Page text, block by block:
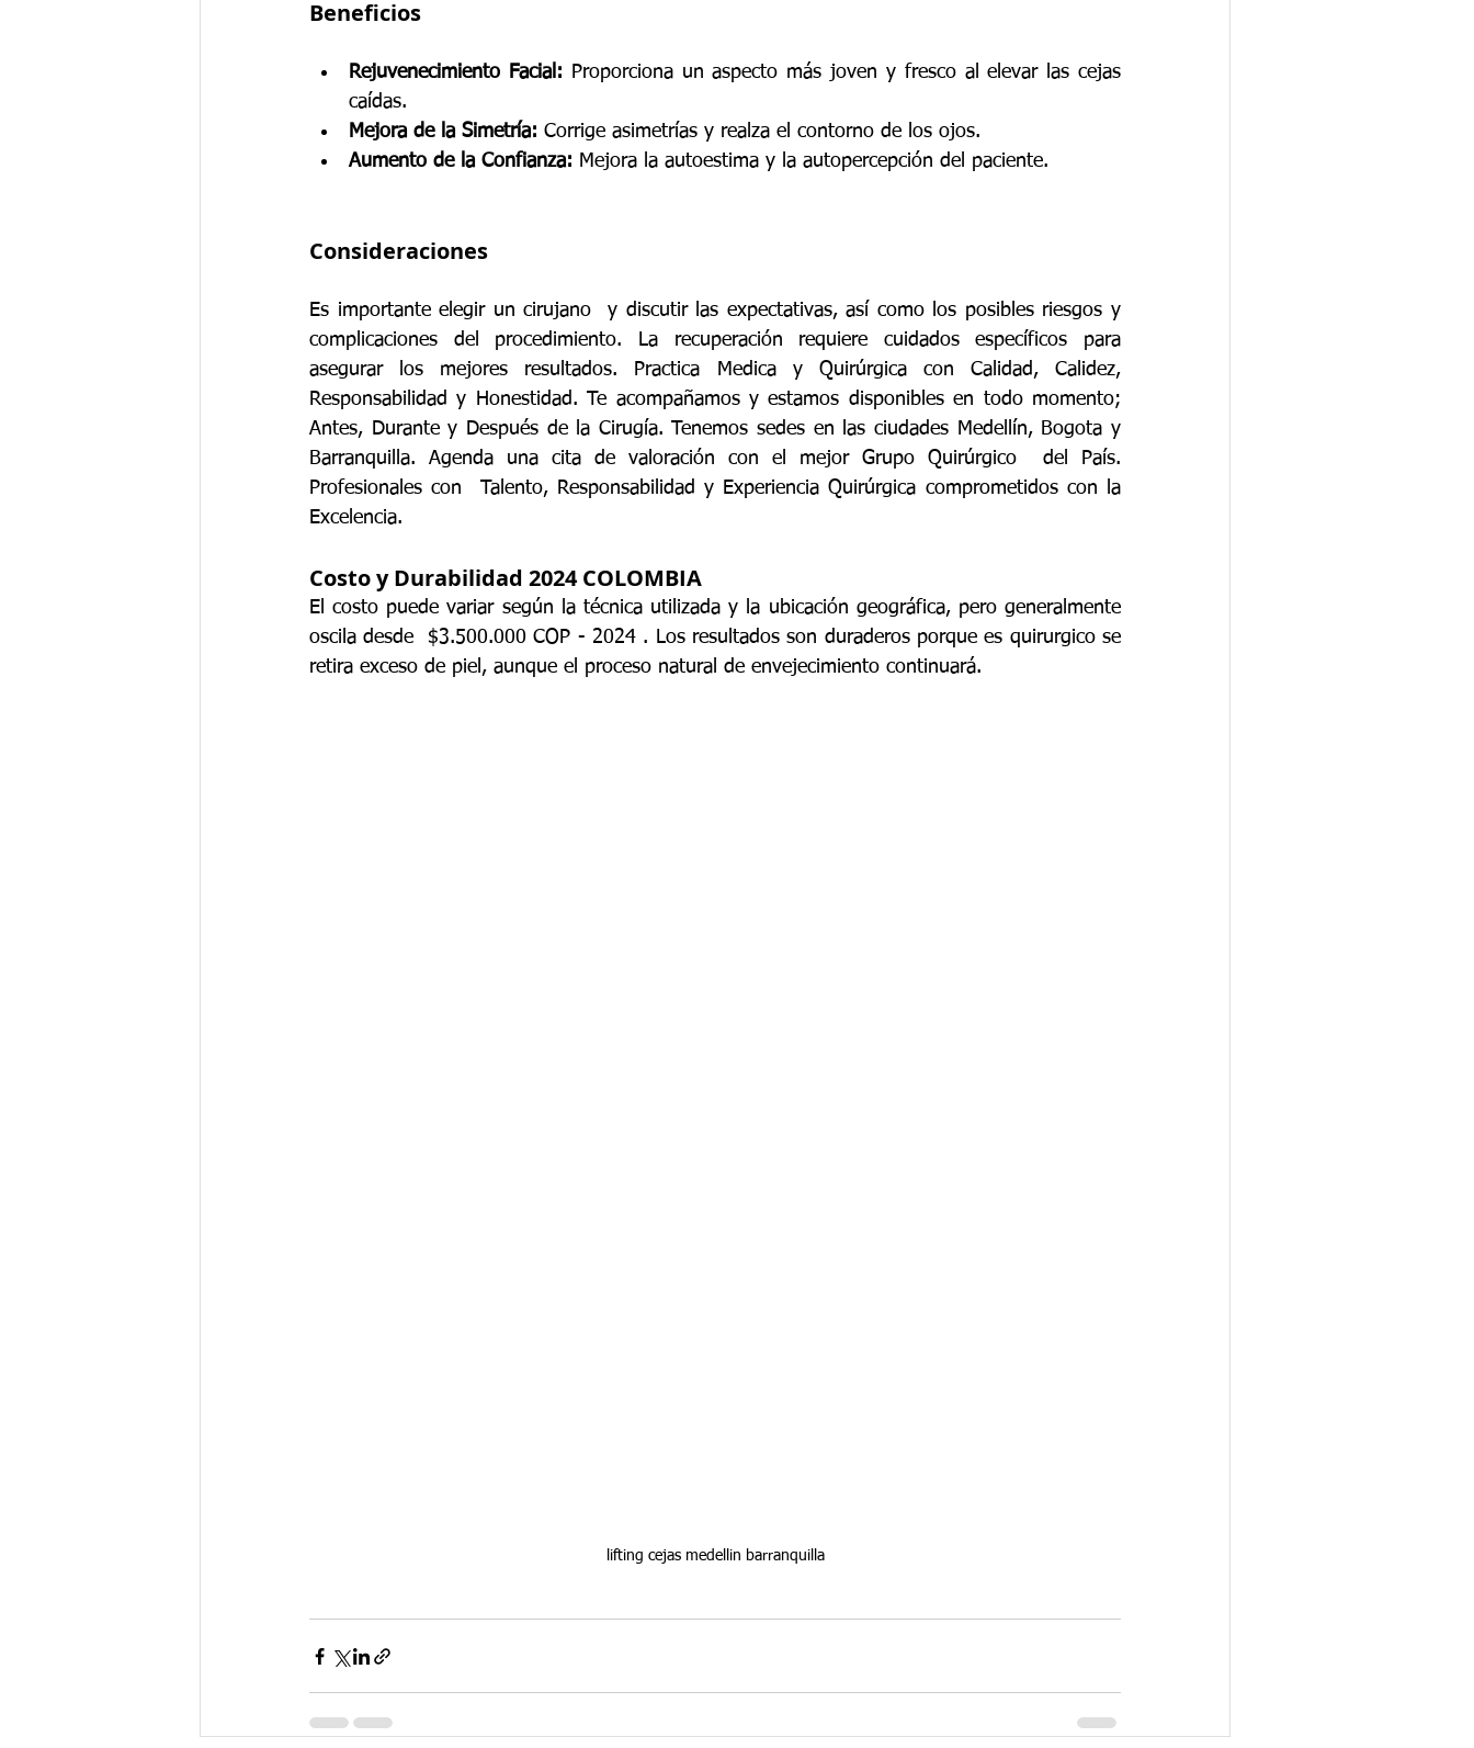
Beneficios
Rejuvenecimiento Facial: Proporciona un aspecto más joven y fresco al elevar las cejas
caídas.
Mejora de la Simetría: Corrige asimetrías y realza el contorno de los ojos.
Aumento de la Confianza: Mejora la autoestima y la autopercepción del paciente.
Consideraciones
Es importante elegir un cirujano  y discutir las expectativas, así como los posibles riesgos y
complicaciones del procedimiento. La recuperación requiere cuidados específicos para
asegurar los mejores resultados.
Practica Medica y Quirúrgica con Calidad, Calidez,
Responsabilidad y Honestidad. Te acompañamos y estamos disponibles en todo momento;
Antes, Durante y Después de la Cirugía. Tenemos sedes en las ciudades Medellín, Bogota y
Barranquilla. Agenda una cita de valoración con el mejor Grupo Quirúrgico  del País.
Profesionales con  Talento, Responsabilidad y Experiencia Quirúrgica comprometidos con la
Excelencia.
Costo y Durabilidad 2024 COLOMBIA
El costo puede variar según la técnica utilizada y la ubicación geográfica, pero generalmente
oscila desde  $3.500.000 COP - 2024 . Los resultados son duraderos porque es quirurgico se
retira exceso de piel, aunque el proceso natural de envejecimiento continuará.
lifting cejas medellin barranquilla